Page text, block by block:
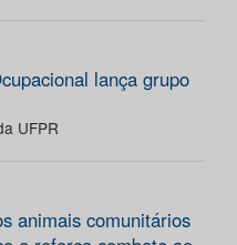
lança grupo
UFPR
animais comunitários